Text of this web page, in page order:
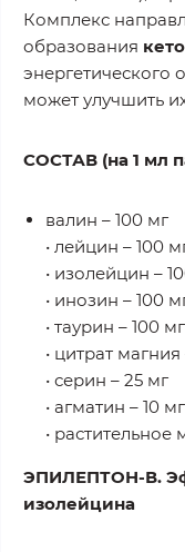
Комплекс
образования
энергетического
может улучшить
СОСТАВ (на 1 мл
валин – 100 мг
• лейцин – 100
• изолейцин –
• инозин – 100
• таурин – 100 мг
• цитрат магния
• серин – 25 мг
• агматин – 10 мг
• растительное
ЭПИЛЕПТОН-В.
изолейцина